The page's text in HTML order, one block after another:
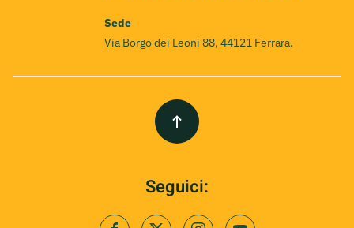
Sede
Via Borgo dei Leoni 88, 44121 Ferrara.
Seguici: